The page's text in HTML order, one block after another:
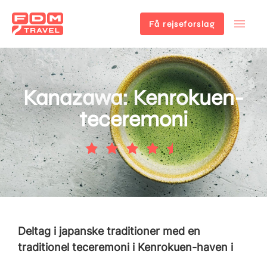
Gå
til
hovedindhold
Få rejseforslag
Kanazawa: Kenrokuen-
teceremoni
Deltag i japanske traditioner med en
traditionel teceremoni i Kenrokuen-haven i